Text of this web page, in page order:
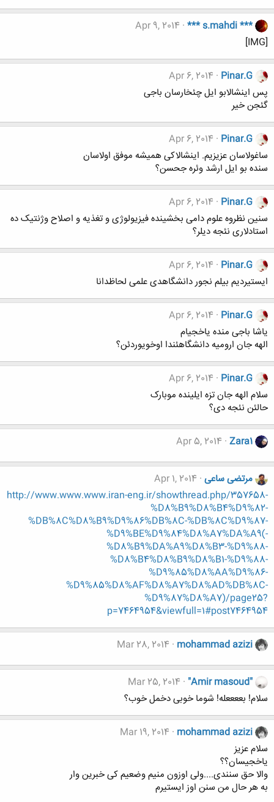
*** s.mahdi ***
Apr 9, 2014
[IMG]
Pinar.G
Apr 6, 2014
پس اینشالابو ایل چئخارسان باجی
گئجن خیر
Pinar.G
Apr 6, 2014
ساغولاسان عزیزیم. اینشالاکی همیشه موفق اولاسان
سنده بو ایل ارشد وئره جحسن؟
Pinar.G
Apr 6, 2014
سنین نظروه علوم دامی بخشینده فیزیولوژی و تغذیه و اصلاح وژنتیک ده
استادلاری نئجه دیلر؟
Pinar.G
Apr 6, 2014
ایستیردیم بیلم نجور دانشگاهدی علمی لحاظدانا
Pinar.G
Apr 6, 2014
یاشا باجی منده یاخجیام
الهه جان ارومیه دانشگاهئندا اوخویوردئن؟
Pinar.G
Apr 6, 2014
سلام الهه جان تزه ایلینده موبارک
حالئن نئجه دی؟
Zara1
Apr 5, 2014
مرتضی ساعی Apr 1, 2014
http://www.www.www.iran-eng.ir/showthread.php/357658-
%D8%B9%D8%B4%D9%82-
%DB%8C%D8%B9%D9%86%DB%8C-%DB%8C%D9%87-
%D9%BE%D9%84%D8%A7%DA%A9(-
%D8%B9%DA%A9%D8%B3-%D9%88-
%D8%B4%D8%B9%D8%B1-%D9%88-
%D9%85%D8%AA%D9%86-
%D9%85%D8%AF%D8%A7%D8%AD%DB%8C-
%D9%87%D8%A7)/page25?
p=7464954&viewfull=1#post7464954
mohammad azizi
Mar 28, 2014
"Amir masoud"
Mar 25, 2014
سلام! بععععله! شوما خوبی دخمل خوب؟
mohammad azizi
Mar 19, 2014
سلام عزیز
یاخجیسان؟؟
والا حق سنندی....ولی اوزون منیم وضعیم کی خبرین وار
به هر حال من سنن اوز ایستیرم